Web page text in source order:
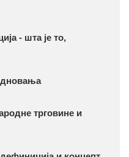
- шта је то,
трговине и